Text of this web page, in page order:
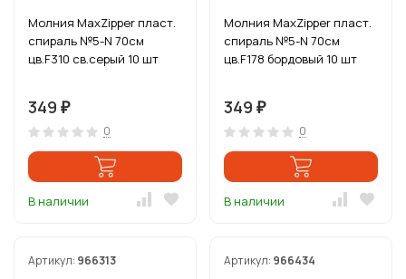
Молния MaxZipper пласт.
спираль №5-N 70см
цв.F310 св.серый 10 шт
349 ₽
0
В наличии
Молния MaxZipper пласт.
спираль №5-N 70см
цв.F178 бордовый 10 шт
349 ₽
0
В наличии
Артикул: 966313 Артикул: 966434